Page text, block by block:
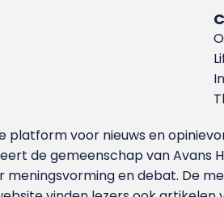
platform voor nieuws en
de gemeenschap van
en debat. De